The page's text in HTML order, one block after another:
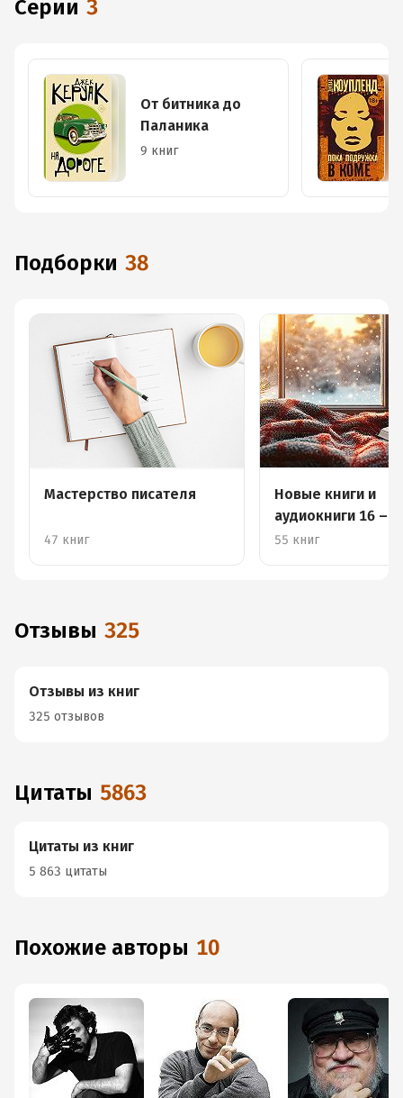
Серии 3
От битника до
Паланика
9 книг
Подборки 38
Мастерство писателя
47 книг
Новые книги и
аудиокниги 16 –
декабря
55 книг
Отзывы 325
Отзывы из книг
325 отзывов
Цитаты 5863
Цитаты из книг
5 863 цитаты
Похожие авторы 10